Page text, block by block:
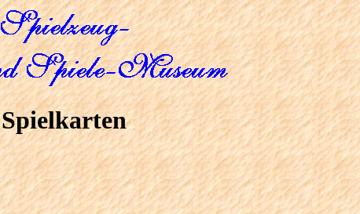
Spielkarten